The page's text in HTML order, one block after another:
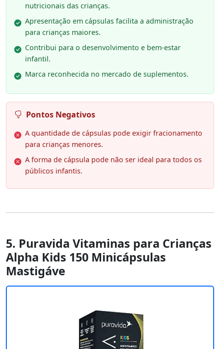
nutricionais das crianças.
Apresentação em cápsulas facilita a administração
para crianças maiores.
Contribui para o desenvolvimento e bem-estar
infantil.
Marca reconhecida no mercado de suplementos.
Pontos Negativos
A quantidade de cápsulas pode exigir fracionamento
para crianças menores.
A forma de cápsula pode não ser ideal para todos os
públicos infantis.
5. Puravida Vitaminas para Crianças
Alpha Kids 150 Minicápsulas
Mastigáve